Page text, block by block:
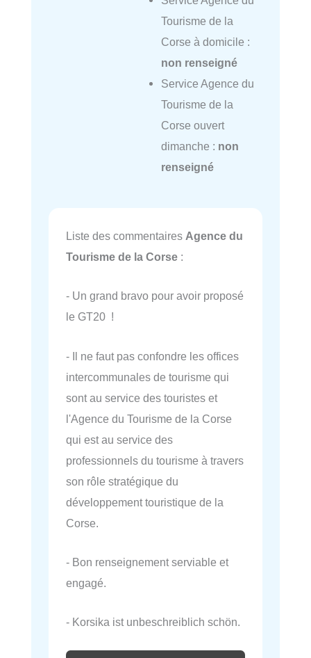
Tourisme de la
Corse à domicile :
non renseigné
Service Agence du
Tourisme de la
Corse ouvert
dimanche : non
renseigné
Liste des commentaires Agence du
Tourisme de la Corse :
- Un grand bravo pour avoir proposé
le GT20 !
- Il ne faut pas confondre les offices
intercommunales de tourisme qui
sont au service des touristes et
l'Agence du Tourisme de la Corse
qui est au service des
professionnels du tourisme à travers
son rôle stratégique du
développement touristique de la
Corse.
- Bon renseignement serviable et
engagé.
- Korsika ist unbeschreiblich schön.